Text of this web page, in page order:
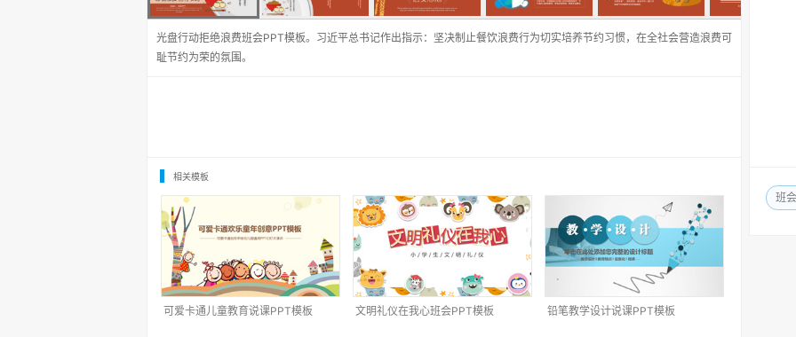
班会
光盘行动拒绝浪费班会PPT模板。习近平总书记作出指示：坚决制止餐饮浪费行为切实培养节约习惯，在全社会营造浪费可
耻节约为荣的氛围。
相关模板
可爱卡通儿童教育说课PPT模板 文明礼仪在我心班会PPT模板 铅笔教学设计说课PPT模板